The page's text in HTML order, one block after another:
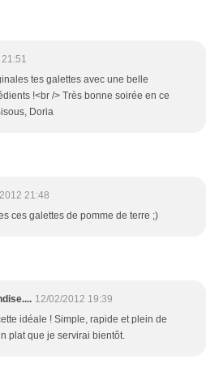
tes galettes avec une belle
!<br /> Très bonne soirée en ce
Doria
21:48
ces galettes de pomme de terre ;)
12/02/2012 19:39
idéale ! Simple, rapide et plein de
plat que je servirai bientôt.